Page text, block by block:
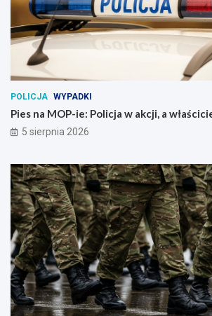
POLICJA WYPADKI
Pies na MOP-ie: Policja w akcji, a
5 sierpnia 2026